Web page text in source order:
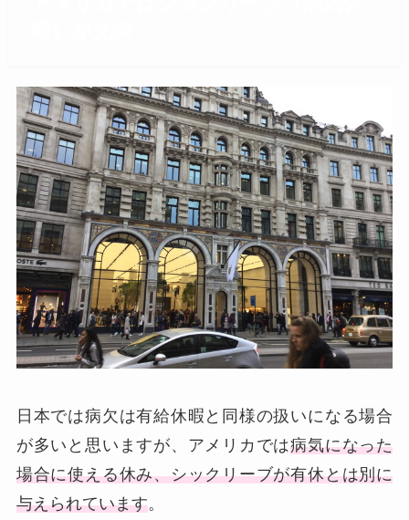
日本では病欠は有給休暇と同様の扱いになる場合
が多いと思いますが、アメリカでは病気になった
場合に使える休み、シックリーブが有休とは別に
与えられています。